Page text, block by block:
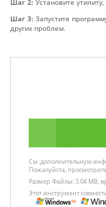
Шаг 2: Установите
Шаг 3: Запустите
других проблем.
См. дополнительную
Пожалуйста,
Размер Файлы: 3.04 MB,
Этот инструмент